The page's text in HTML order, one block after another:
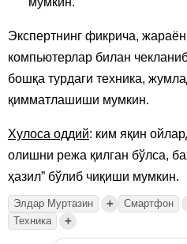
Экспертнинг фикрича,
компьютерлар билан
бошқа турдаги техника,
қимматлашиши мумкин.
Хулоса оддий: ким яқин
олишни режа қилган бўлса,
ҳазил” бўлиб чиқиши мумкин.
Элдар Муртазин + Смартфон
Техника +